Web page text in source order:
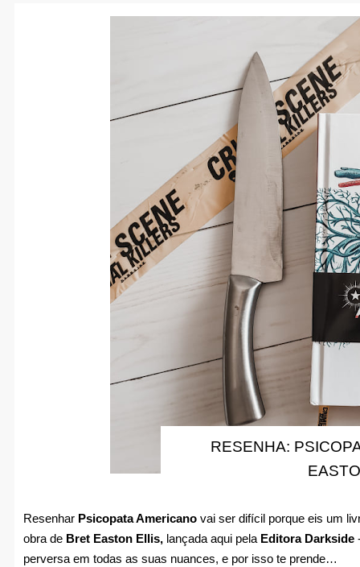
RESENHA:
Resenhar Psicopata Americano vai ser difícil porque eis um
obra de Bret Easton Ellis, lançada aqui pela Editora Darkside
perversa em todas as suas nuances, e por isso te prende…